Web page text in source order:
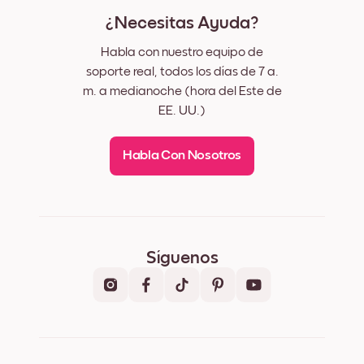
¿Necesitas Ayuda?
Habla con nuestro equipo de
soporte real, todos los días de 7 a.
m. a medianoche (hora del Este de
EE. UU.)
Habla Con Nosotros
Síguenos